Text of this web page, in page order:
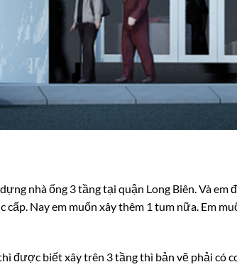
nhà ống 3 tầng tại quận Long Biên. Và
cấp. Nay em muốn xây thêm 1 tum nữa. Em
được biết xây trên 3 tầng thì bản vẽ phải có